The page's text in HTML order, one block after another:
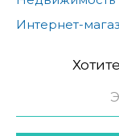
Интернет-